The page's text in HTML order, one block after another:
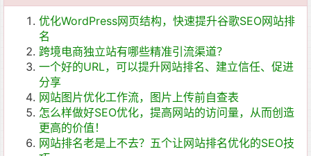
优化WordPress网页结构，快速提升谷歌SEO网站排
名
跨境电商独立站有哪些精准引流渠道？
一个好的URL，可以提升网站排名、建立信任、促进
分享
网站图片优化工作流，图片上传前自查表
怎么样做好SEO优化，提高网站的访问量，从而创造
更高的价值！
网站排名老是上不去？五个让网站排名优化的SEO技